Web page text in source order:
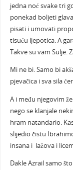
jedna noć svake tri
ponekad boljeti
pisati i umovati
tisuću ljepotica. A
Takve su vam Sulje.
Mi ne bi. Samo bi
pjevačica i sva sila
A i među njegovim
nego se klanjale
hram natandario.
slijedio čistu
insana i lažova i
Dakle Azrail samo